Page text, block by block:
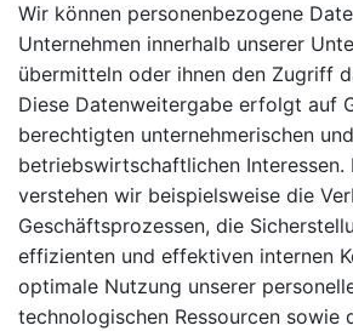
Wir können personenbezogene
Unternehmen innerhalb unserer
übermitteln oder ihnen den Zugriff
Diese Datenweitergabe erfolgt auf
berechtigten unternehmerischen und
betriebswirtschaftlichen Interessen.
verstehen wir beispielsweise die
Geschäftsprozessen, die
effizienten und effektiven internen
optimale Nutzung unserer
technologischen Ressourcen sowie